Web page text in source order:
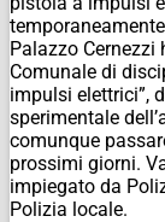
Palazzo
Comunale di
impulsi elettrici”,
sperimentale
comunque
prossimi giorni.
impiegato da
Polizia locale.